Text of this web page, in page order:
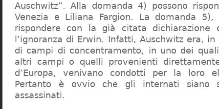
Auschwitz”. Alla domanda 4) possono
Venezia e Liliana Fargion. La domanda
rispondere con la già citata dichiarazione
l’ignoranza di Erwin. Infatti, Auschwitz era,
di campi di concentramento, in uno dei
altri campi o quelli provenienti
d’Europa, venivano condotti per la loro
Pertanto è ovvio che gli internati siano
assassinati.